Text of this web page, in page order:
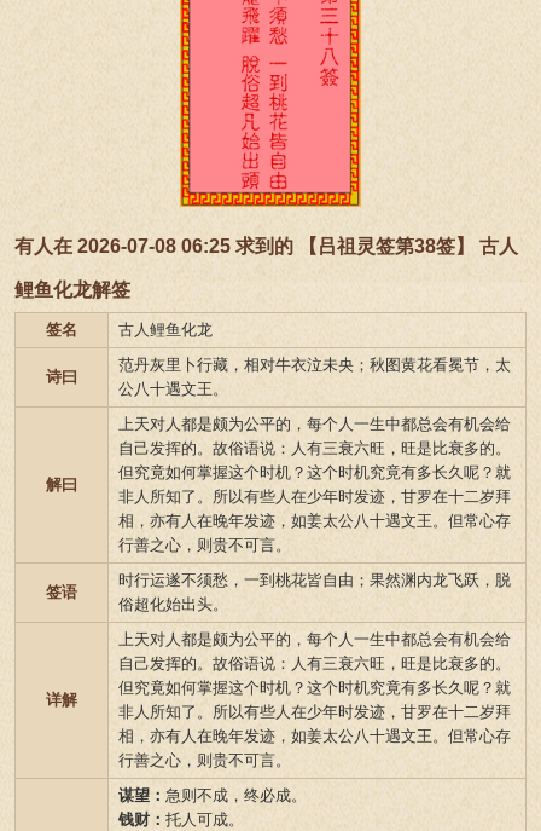
有人在 2026-07-08 06:25 求到的 【吕祖灵签第38签】 古人
鲤鱼化龙解签
签名 古人鲤鱼化龙
诗曰
范丹灰里卜行藏，相对牛衣泣未央；秋图黄花看冕节，太
公八十遇文王。
解曰
上天对人都是颇为公平的，每个人一生中都总会有机会给
自己发挥的。故俗语说：人有三衰六旺，旺是比衰多的。
但究竟如何掌握这个时机？这个时机究竟有多长久呢？就
非人所知了。所以有些人在少年时发迹，甘罗在十二岁拜
相，亦有人在晚年发迹，如姜太公八十遇文王。但常心存
行善之心，则贵不可言。
签语
时行运遂不须愁，一到桃花皆自由；果然渊内龙飞跃，脱
俗超化始出头。
详解
上天对人都是颇为公平的，每个人一生中都总会有机会给
自己发挥的。故俗语说：人有三衰六旺，旺是比衰多的。
但究竟如何掌握这个时机？这个时机究竟有多长久呢？就
非人所知了。所以有些人在少年时发迹，甘罗在十二岁拜
相，亦有人在晚年发迹，如姜太公八十遇文王。但常心存
行善之心，则贵不可言。
谋望： 急则不成，终必成。
钱财： 托人可成。